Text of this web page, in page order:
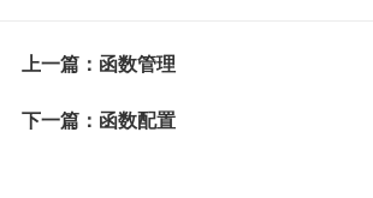
上一篇：函数管理
下一篇：函数配置